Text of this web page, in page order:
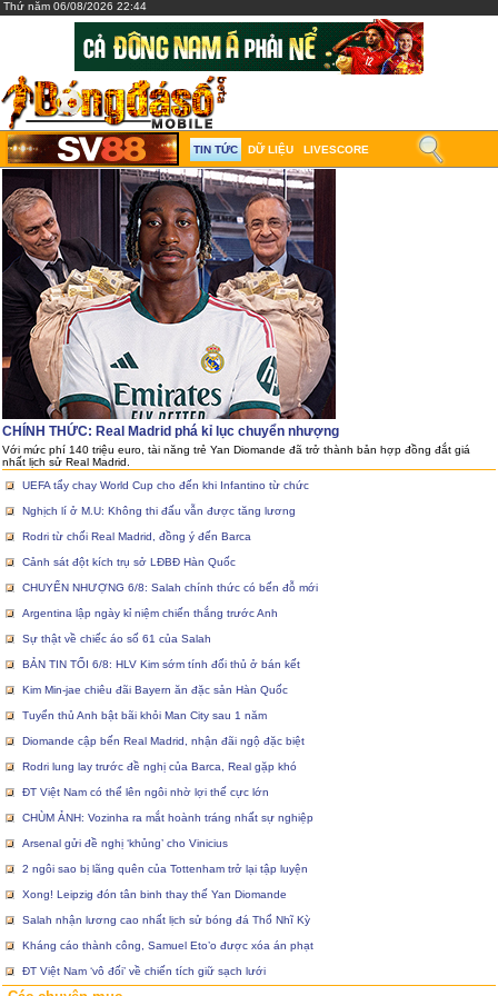
Thứ năm 06/08/2026 22:44
TIN TỨC DỮ LIỆU LIVESCORE
CHÍNH THỨC: Real Madrid phá kỉ lục chuyển nhượng
Với mức phí 140 triệu euro, tài năng trẻ Yan Diomande đã trở thành bản hợp đồng đắt giá
nhất lịch sử Real Madrid.
UEFA tẩy chay World Cup cho đến khi Infantino từ chức
Nghịch lí ở M.U: Không thi đấu vẫn được tăng lương
Rodri từ chối Real Madrid, đồng ý đến Barca
Cảnh sát đột kích trụ sở LĐBĐ Hàn Quốc
CHUYỂN NHƯỢNG 6/8: Salah chính thức có bến đỗ mới
Argentina lập ngày kỉ niệm chiến thắng trước Anh
Sự thật về chiếc áo số 61 của Salah
BẢN TIN TỐI 6/8: HLV Kim sớm tính đối thủ ở bán kết
Kim Min-jae chiêu đãi Bayern ăn đặc sản Hàn Quốc
Tuyển thủ Anh bật bãi khỏi Man City sau 1 năm
Diomande cập bến Real Madrid, nhận đãi ngộ đặc biệt
Rodri lung lay trước đề nghị của Barca, Real gặp khó
ĐT Việt Nam có thể lên ngôi nhờ lợi thế cực lớn
CHÙM ẢNH: Vozinha ra mắt hoành tráng nhất sự nghiệp
Arsenal gửi đề nghị ‘khủng’ cho Vinicius
2 ngôi sao bị lãng quên của Tottenham trở lại tập luyện
Xong! Leipzig đón tân binh thay thế Yan Diomande
Salah nhận lương cao nhất lịch sử bóng đá Thổ Nhĩ Kỳ
Kháng cáo thành công, Samuel Eto’o được xóa án phạt
ĐT Việt Nam ‘vô đối’ về chiến tích giữ sạch lưới